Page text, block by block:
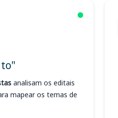
analisam os editais
mapear os temas de